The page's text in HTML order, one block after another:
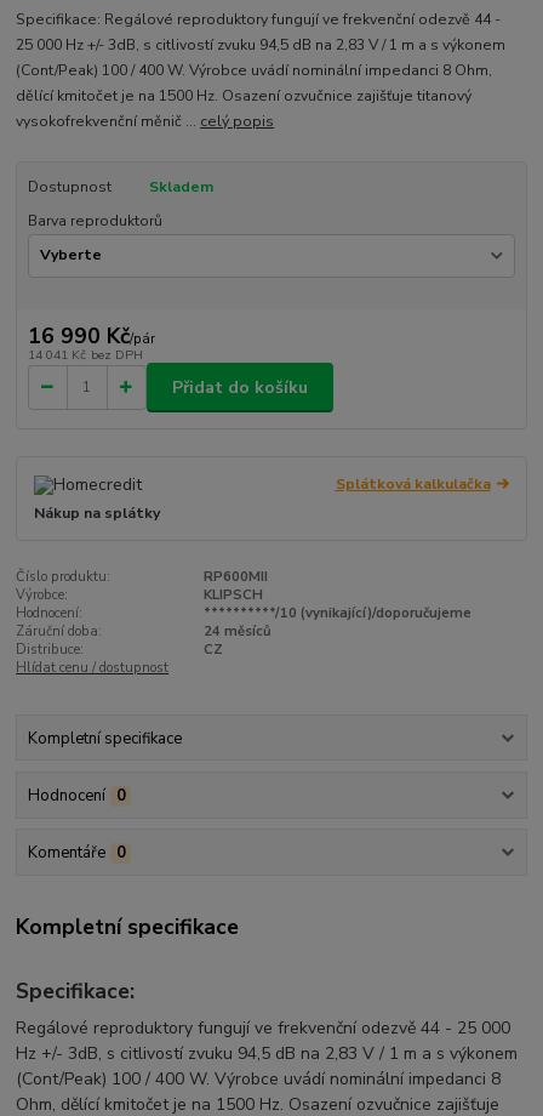
Specifikace: Regálové reproduktory fungují ve frekvenční odezvě 44 -
25 000 Hz +/- 3dB, s citlivostí zvuku 94,5 dB na 2,83 V / 1 m a s výkonem
(Cont/Peak) 100 / 400 W. Výrobce uvádí nominální impedanci 8 Ohm,
dělící kmitočet je na 1500 Hz. Osazení ozvučnice zajišťuje titanový
vysokofrekvenční měnič ... celý popis
Dostupnost
Skladem
Barva reproduktorů
16 990 Kč/pár
14 041 Kč bez DPH
Přidat do košíku
Splátková kalkulačka
Nákup na splátky
Číslo produktu:
RP600MII
Výrobce:
KLIPSCH
Hodnocení:
**********/10 (vynikající)/doporučujeme
Záruční doba:
24 měsíců
Distribuce:
CZ
Hlídat cenu / dostupnost
Kompletní specifikace
Hodnocení 0
Komentáře 0
Kompletní specifikace
Specifikace:
Regálové reproduktory fungují ve frekvenční odezvě 44 - 25 000
Hz +/- 3dB, s citlivostí zvuku 94,5 dB na 2,83 V / 1 m a s výkonem
(Cont/Peak) 100 / 400 W. Výrobce uvádí nominální impedanci 8
Ohm, dělící kmitočet je na 1500 Hz. Osazení ozvučnice zajišťuje